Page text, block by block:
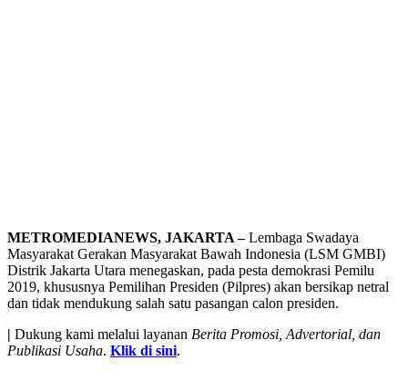
METROMEDIANEWS, JAKARTA –Lembaga Swadaya
Masyarakat Gerakan Masyarakat Bawah Indonesia (LSM GMBI)
Distrik Jakarta Utara menegaskan, pada pesta demokrasi Pemilu
2019, khususnya Pemilihan Presiden (Pilpres) akan bersikap netral
dan tidak mendukung salah satu pasangan calon presiden.
| Dukung kami melalui layanan Berita Promosi, Advertorial, dan
Publikasi Usaha. Klik di sini.